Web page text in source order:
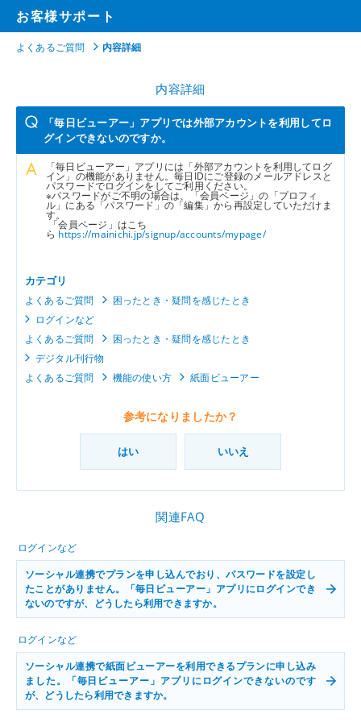
お客様サポート
よくあるご質問 内容詳細
内容詳細
「毎日ビューアー」アプリでは外部アカウントを利用してロ
グインできないのですか。
「毎日ビューアー」アプリには「外部アカウントを利用してログ
イン」の機能がありません。毎日IDにご登録のメールアドレスと
パスワードでログインをしてご利用ください。
※パスワードがご不明の場合は、「会員ページ」の「プロフィ
ル」にある「パスワード」の「編集」から再設定していただけま
す。
「会員ページ」はこち
ら https://mainichi.jp/signup/accounts/mypage/
カテゴリ
よくあるご質問
困ったとき・疑問を感じたとき
ログインなど
よくあるご質問
困ったとき・疑問を感じたとき
デジタル刊行物
よくあるご質問
機能の使い方 紙面ビューアー
参考になりましたか？
はい いいえ
関連FAQ
ログインなど
ソーシャル連携でプランを申し込んでおり、パスワードを設定し
たことがありません。「毎日ビューアー」アプリにログインでき
ないのですが、どうしたら利用できますか。
ログインなど
ソーシャル連携で紙面ビューアーを利用できるプランに申し込み
ました。「毎日ビューアー」アプリにログインできないのです
が、どうしたら利用できますか。